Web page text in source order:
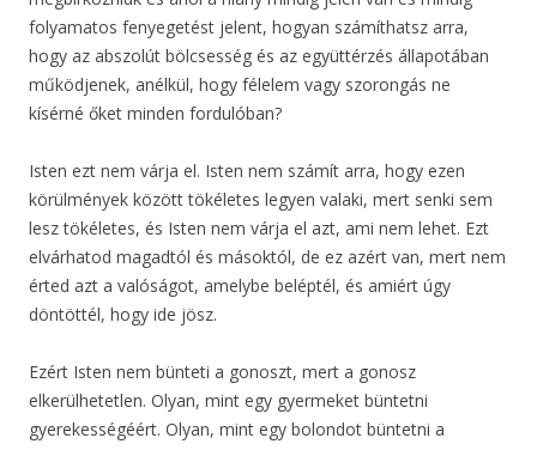
folyamatos fenyegetést jelent, hogyan számíthatsz arra,
hogy az abszolút bölcsesség és az együttérzés állapotában
működjenek, anélkül, hogy félelem vagy szorongás ne
kísérné őket minden fordulóban?
Isten ezt nem várja el. Isten nem számít arra, hogy ezen
körülmények között tökéletes legyen valaki, mert senki sem
lesz tökéletes, és Isten nem várja el azt, ami nem lehet. Ezt
elvárhatod magadtól és másoktól, de ez azért van, mert nem
érted azt a valóságot, amelybe beléptél, és amiért úgy
döntöttél, hogy ide jösz.
Ezért Isten nem bünteti a gonoszt, mert a gonosz
elkerülhetetlen. Olyan, mint egy gyermeket büntetni
gyerekességéért. Olyan, mint egy bolondot büntetni a